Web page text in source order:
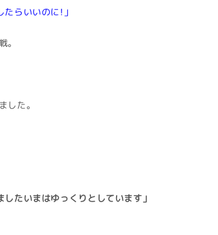
らいいのに！」
。
した。
したいまはゆっくりとしています」